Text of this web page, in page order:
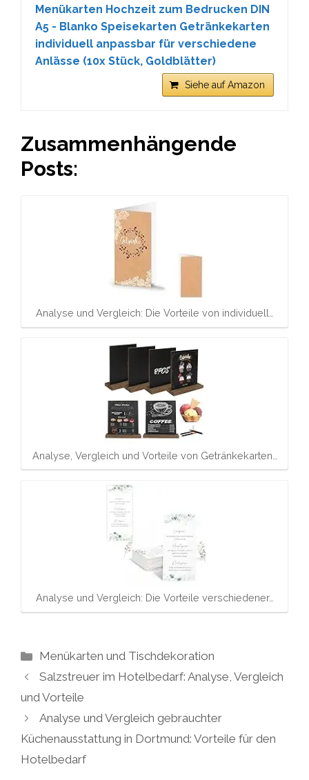
Menükarten Hochzeit zum Bedrucken DIN
A5 - Blanko Speisekarten Getränkekarten
individuell anpassbar für verschiedene
Anlässe (10x Stück, Goldblätter)
Siehe auf Amazon
Zusammenhängende
Posts:
Analyse und Vergleich: Die Vorteile von individuell…
Analyse, Vergleich und Vorteile von Getränkekarten…
Analyse und Vergleich: Die Vorteile verschiedener…
Kategorien
Menükarten und Tischdekoration
Salzstreuer im Hotelbedarf: Analyse, Vergleich
und Vorteile
Analyse und Vergleich gebrauchter
Küchenausstattung in Dortmund: Vorteile für den
Hotelbedarf